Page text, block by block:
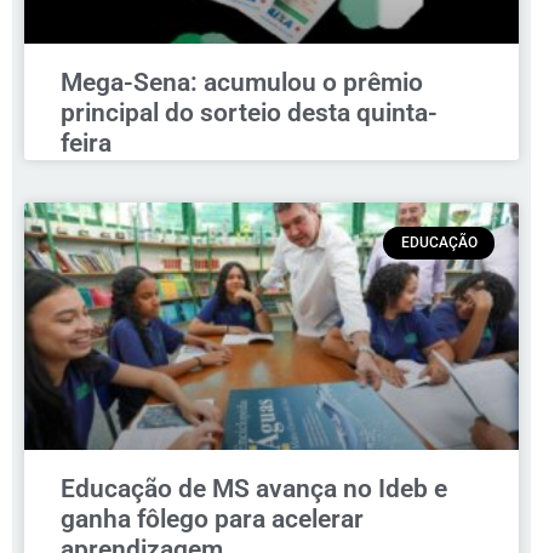
Mega-Sena: acumulou o prêmio
principal do sorteio desta quinta-
feira
EDUCAÇÃO
Educação de MS avança no Ideb e
ganha fôlego para acelerar